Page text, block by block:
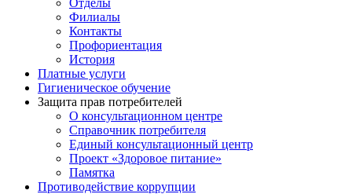
Отделы
Филиалы
Контакты
Профориентация
История
Платные услуги
Гигиеническое обучение
Защита прав потребителей
О консультационном центре
Справочник потребителя
Единый консультационный центр
Проект «Здоровое питание»
Памятка
Противодействие коррупции